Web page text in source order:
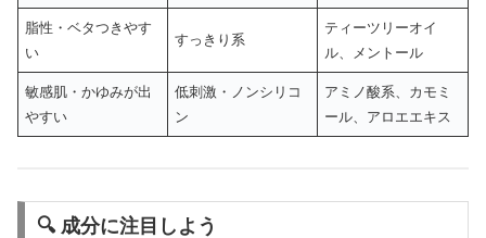
脂性・ベタつきやす
い
すっきり系
ティーツリーオイ
ル、メントール
敏感肌・かゆみが出
やすい
低刺激・ノンシリコ
ン
アミノ酸系、カモミ
ール、アロエエキス
🔍 成分に注目しよう